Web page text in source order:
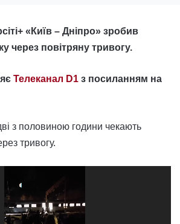
«Київ – Дніпро» зробив
через повітряну тривогу.
Телеканал D1 з посиланням на
з половиною години чекають
тривогу.